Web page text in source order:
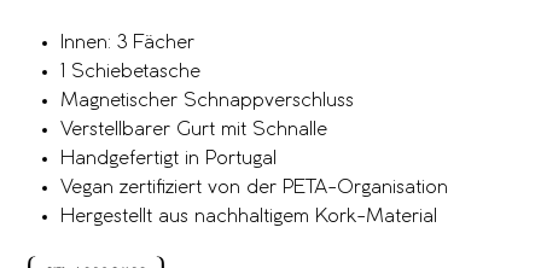
Innen: 3 Fächer
1 Schiebetasche
Magnetischer Schnappverschluss
Verstellbarer Gurt mit Schnalle
Handgefertigt in Portugal
Vegan zertifiziert von der PETA-Organisation
Hergestellt aus nachhaltigem Kork-Material